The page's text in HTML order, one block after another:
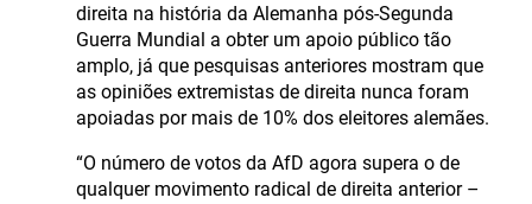
direita na história da Alemanha pós-Segunda
Guerra Mundial a obter um apoio público tão
amplo, já que pesquisas anteriores mostram que
as opiniões extremistas de direita nunca foram
apoiadas por mais de 10% dos eleitores alemães.
“O número de votos da AfD agora supera o de
qualquer movimento radical de direita anterior –